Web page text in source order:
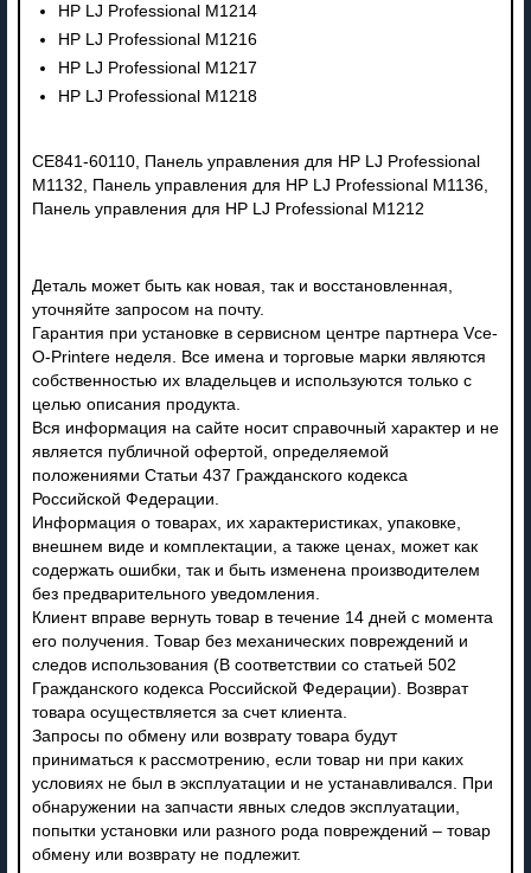
HP LJ Professional M1214
HP LJ Professional M1216
HP LJ Professional M1217
HP LJ Professional M1218
CE841-60110, Панель управления для HP LJ Professional
M1132, Панель управления для HP LJ Professional M1136,
Панель управления для HP LJ Professional M1212
Деталь может быть как новая, так и восстановленная,
уточняйте запросом на почту.
Гарантия при установке в сервисном центре партнера Vce-
O-Printere неделя. Все имена и торговые марки являются
собственностью их владельцев и используются только с
целью описания продукта.
Вся информация на сайте носит справочный характер и не
является публичной офертой, определяемой
положениями Статьи 437 Гражданского кодекса
Российской Федерации.
Информация о товарах, их характеристиках, упаковке,
внешнем виде и комплектации, а также ценах, может как
содержать ошибки, так и быть изменена производителем
без предварительного уведомления.
Клиент вправе вернуть товар в течение 14 дней с момента
его получения. Товар без механических повреждений и
следов использования (В соответствии со статьей 502
Гражданского кодекса Российской Федерации). Возврат
товара осуществляется за счет клиента.
Запросы по обмену или возврату товара будут
приниматься к рассмотрению, если товар ни при каких
условиях не был в эксплуатации и не устанавливался. При
обнаружении на запчасти явных следов эксплуатации,
попытки установки или разного рода повреждений – товар
обмену или возврату не подлежит.